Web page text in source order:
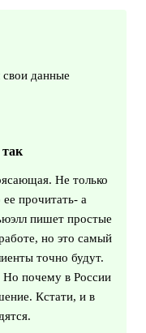
свои данные
Не только
прочитать- а
пишет простые
но это самый
точно будут.
Но почему в России
Кстати, и в